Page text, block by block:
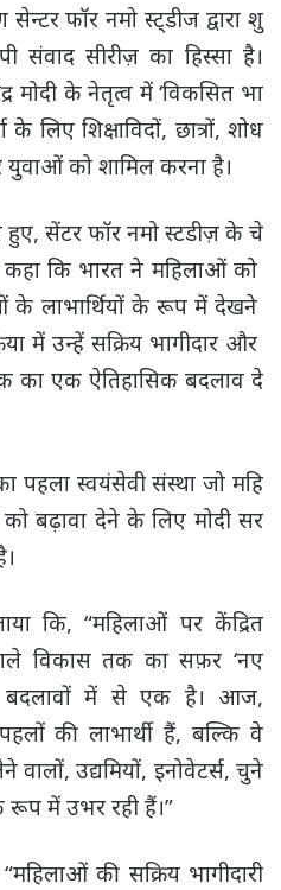
फॉर नमो स्ट्डीज द्वारा शु
संवाद सीरीज़ का हिस्सा है।
मोदी के नेतृत्व में ‘विकसित भा
लिए शिक्षाविदों, छात्रों, शोध
युवाओं को शामिल करना है।
हुए, सेंटर फॉर नमो स्टडीज़ के चे
कहा कि भारत ने महिलाओं को
के लाभार्थियों के रूप में देखने
में उन्हें सक्रिय भागीदार और
एक ऐतिहासिक बदलाव दे
पहला स्वयंसेवी संस्था जो महि
बढ़ावा देने के लिए मोदी सर
कि, “महिलाओं पर केंद्रित
विकास तक का सफ़र ‘नए
बदलावों में से एक है। आज,
की लाभार्थी हैं, बल्कि वे
वालों, उद्यमियों, इनोवेटर्स, चुने
रूप में उभर रही हैं।”
की सक्रिय भागीदारी